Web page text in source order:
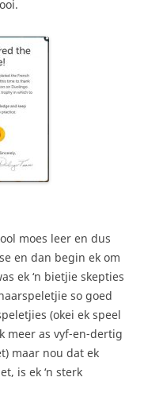
moes leer en dus
en dan begin ek om
ek ‘n bietjie skepties
so goed
(okei ek speel
meer as vyf-en-dertig
maar nou dat ek
is ek ‘n sterk